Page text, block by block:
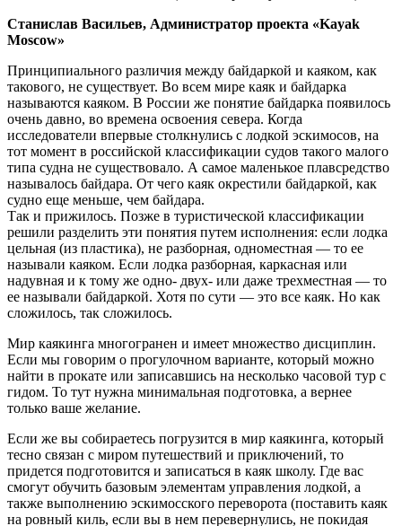
Станислав Васильев, Администратор проекта «Kayak
Moscow»
Принципиального различия между байдаркой и каяком, как
такового, не существует. Во всем мире каяк и байдарка
называются каяком. В России же понятие байдарка появилось
очень давно, во времена освоения севера. Когда
исследователи впервые столкнулись с лодкой эскимосов, на
тот момент в российской классификации судов такого малого
типа судна не существовало. А самое маленькое плавсредство
называлось байдара. От чего каяк окрестили байдаркой, как
судно еще меньше, чем байдара.
Так и прижилось. Позже в туристической классификации
решили разделить эти понятия путем исполнения: если лодка
цельная (из пластика), не разборная, одноместная — то ее
называли каяком. Если лодка разборная, каркасная или
надувная и к тому же одно- двух- или даже трехместная — то
ее называли байдаркой. Хотя по сути — это все каяк. Но как
сложилось, так сложилось.
Мир каякинга многогранен и имеет множество дисциплин.
Если мы говорим о прогулочном варианте, который можно
найти в прокате или записавшись на несколько часовой тур с
гидом. То тут нужна минимальная подготовка, а вернее
только ваше желание.
Если же вы собираетесь погрузится в мир каякинга, который
тесно связан с миром путешествий и приключений, то
придется подготовится и записаться в каяк школу. Где вас
смогут обучить базовым элементам управления лодкой, а
также выполнению эскимосского переворота (поставить каяк
на ровный киль, если вы в нем перевернулись, не покидая